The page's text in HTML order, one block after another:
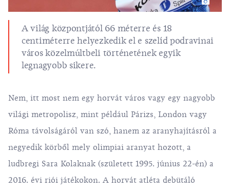
A világ központjától 66 méterre és 18
centiméterre helyezkedik el e szelíd podravinai
város közelmúltbeli történetének egyik
legnagyobb sikere.
Nem, itt most nem egy horvát város vagy egy nagyobb
világi metropolisz, mint például Párizs, London vagy
Róma távolságáról van szó, hanem az aranyhajításról a
negyedik körből mely olimpiai aranyat hozott, a
ludbregi Sara Kolaknak (született 1995. június 22-én) a
2016. évi riói játékokon. A horvát atléta debütáló